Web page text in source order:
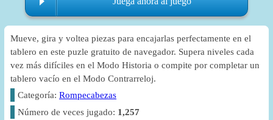
Mueve, gira y voltea piezas para encajarlas perfectamente en el
tablero en este puzle gratuito de navegador. Supera niveles cada
vez más difíciles en el Modo Historia o compite por completar un
tablero vacío en el Modo Contrarreloj.
Categoría:Rompecabezas
Número de veces jugado: 1,257